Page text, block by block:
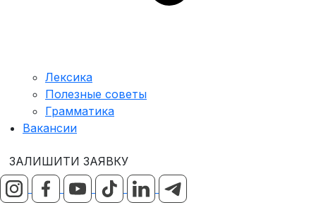
Лексика
Полезные советы
Грамматика
Вакансии
ЗАЛИШИТИ ЗАЯВКУ